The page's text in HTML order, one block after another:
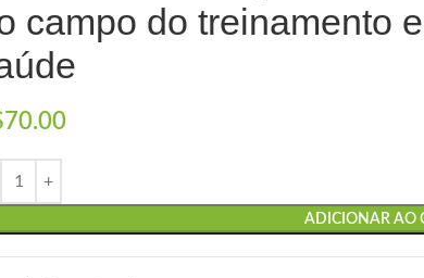
campo do treinamento
70.00
ADICIONAR AO